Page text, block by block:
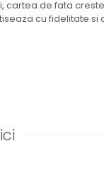
cartea de fata
cu fidelitate si